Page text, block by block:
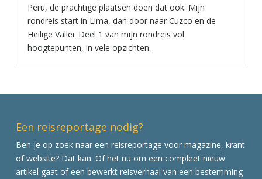
Peru, de prachtige plaatsen doen dat ook. Mijn
rondreis start in Lima, dan door naar Cuzco en de
Heilige Vallei. Deel 1 van mijn rondreis vol
hoogtepunten, in vele opzichten.
Een reisreportage nodig?
Ben je op zoek naar een reisreportage voor magazine, krant
of website? Dat kan. Of het nu om een compleet nieuw
artikel gaat of een bewerkt reisverhaal van een bestemming